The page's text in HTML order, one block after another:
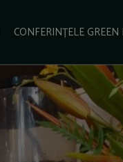
CONFERINȚELE
SCHIMBĂRI